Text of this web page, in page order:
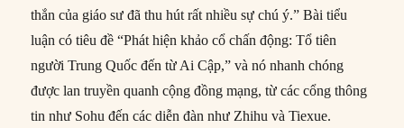
thắn của giáo sư đã thu hút rất nhiều sự chú ý.” Bài tiểu
luận có tiêu đề “Phát hiện khảo cổ chấn động: Tổ tiên
người Trung Quốc đến từ Ai Cập,” và nó nhanh chóng
được lan truyền quanh cộng đồng mạng, từ các cổng thông
tin như Sohu đến các diễn đàn như Zhihu và Tiexue.